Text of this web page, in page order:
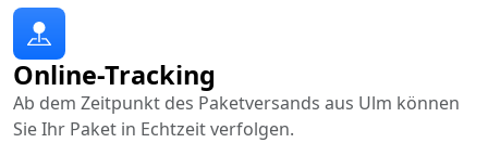
Online-Tracking
Ab dem Zeitpunkt des Paketversands aus Ulm können
Sie Ihr Paket in Echtzeit verfolgen.